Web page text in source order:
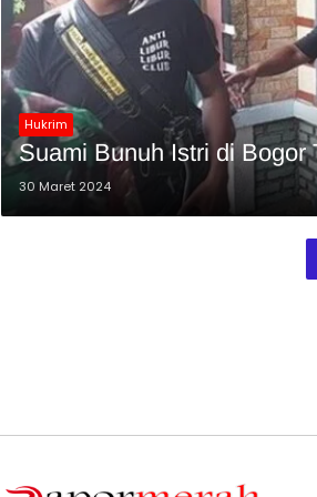
Hukrim
Suami Bunuh Istri di Bogor
30 Maret 2024